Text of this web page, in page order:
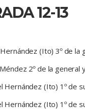
12-13
(Ito) 3º de la
2º de la general
Hernández (Ito) 1º de
Hernández (Ito) 1º de